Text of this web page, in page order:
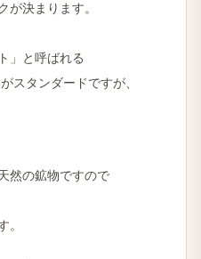
が​決まります。
」と​呼ばれる
スタンダードですが、
然の​鉱物ですので
。